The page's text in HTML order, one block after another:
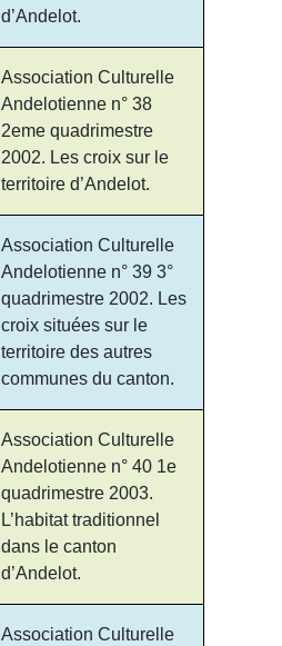
d’Andelot.
Association Culturelle
Andelotienne n° 38
2eme quadrimestre
2002. Les croix sur le
territoire d’Andelot.
Association Culturelle
Andelotienne n° 39 3°
quadrimestre 2002. Les
croix situées sur le
territoire des autres
communes du canton.
Association Culturelle
Andelotienne n° 40 1e
quadrimestre 2003.
L’habitat traditionnel
dans le canton
d’Andelot.
Association Culturelle